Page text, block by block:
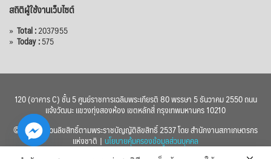
สถิติผู้ใช้งานเว็บไซต์
» Total :2037955
» Today :575
120 (อาคาร C) ชั้น 5 ศูนย์ราชการเฉลิมพระเกียรติ 80 พรรษา 5 ธันวาคม 2550 ถนน
แจ้งวัฒนะ แขวงทุ่งสองห้อง เขตหลักสี่ กรุงเทพมหานคร 10210
© 2560 สงวนลิขสิทธิ์ตามพระราชบัญญัติลิขสิทธิ์ 2537 โดย สำนักงานสภาเกษตรกร
แห่งชาติ | นโยบายคุ้มครองข้อมูลส่วนบุคคล